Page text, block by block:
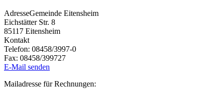
AdresseGemeinde Eitensheim
Eichstätter Str. 8
85117 Eitensheim
Kontakt
Telefon: 08458/3997-0
Fax: 08458/399727
E-Mail senden
Mailadresse für Rechnungen: